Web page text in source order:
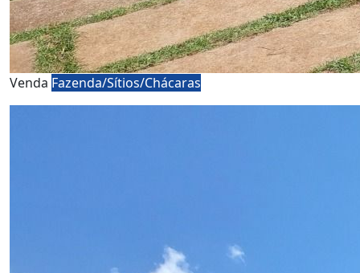
Venda Fazenda/Sítios/Chácaras